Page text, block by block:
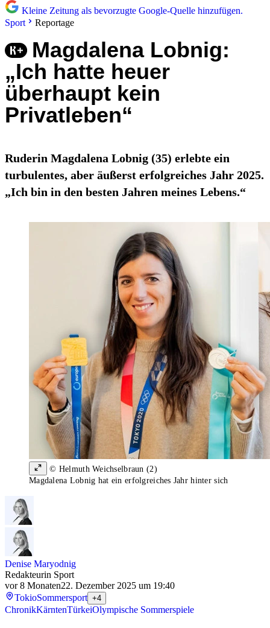
Kleine Zeitung als bevorzugte Google-Quelle hinzufügen.
Sport
Reportage
Magdalena Lobnig:
„Ich hatte heuer
überhaupt kein
Privatleben“
Ruderin Magdalena Lobnig (35) erlebte ein
turbulentes, aber äußerst erfolgreiches Jahr 2025.
„Ich bin in den besten Jahren meines Lebens.“
© Helmuth Weichselbraun (2)
Magdalena Lobnig hat ein erfolgreiches Jahr hinter sich
Denise Maryodnig
Redakteurin Sport
vor 8 Monaten22. Dezember 2025 um 19:40
TokioSommersport +4
ChronikKärntenTürkeiOlympische Sommerspiele